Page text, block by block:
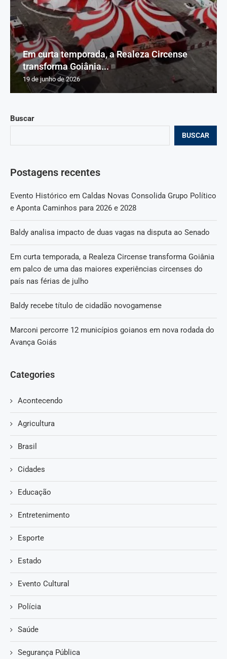
Buscar
BUSCAR
Postagens recentes
Evento Histórico em Caldas Novas Consolida Grupo Político
e Aponta Caminhos para 2026 e 2028
Baldy analisa impacto de duas vagas na disputa ao Senado
Em curta temporada, a Realeza Circense transforma Goiânia
em palco de uma das maiores experiências circenses do
país nas férias de julho
Baldy recebe título de cidadão novogamense
Marconi percorre 12 municípios goianos em nova rodada do
Avança Goiás
Categories
Acontecendo
Agricultura
Brasil
Cidades
Educação
Entretenimento
Esporte
Estado
Evento Cultural
Polícia
Saúde
Segurança Pública
Em curta temporada, a Realeza Circense
transforma Goiânia...
19 de junho de 2026